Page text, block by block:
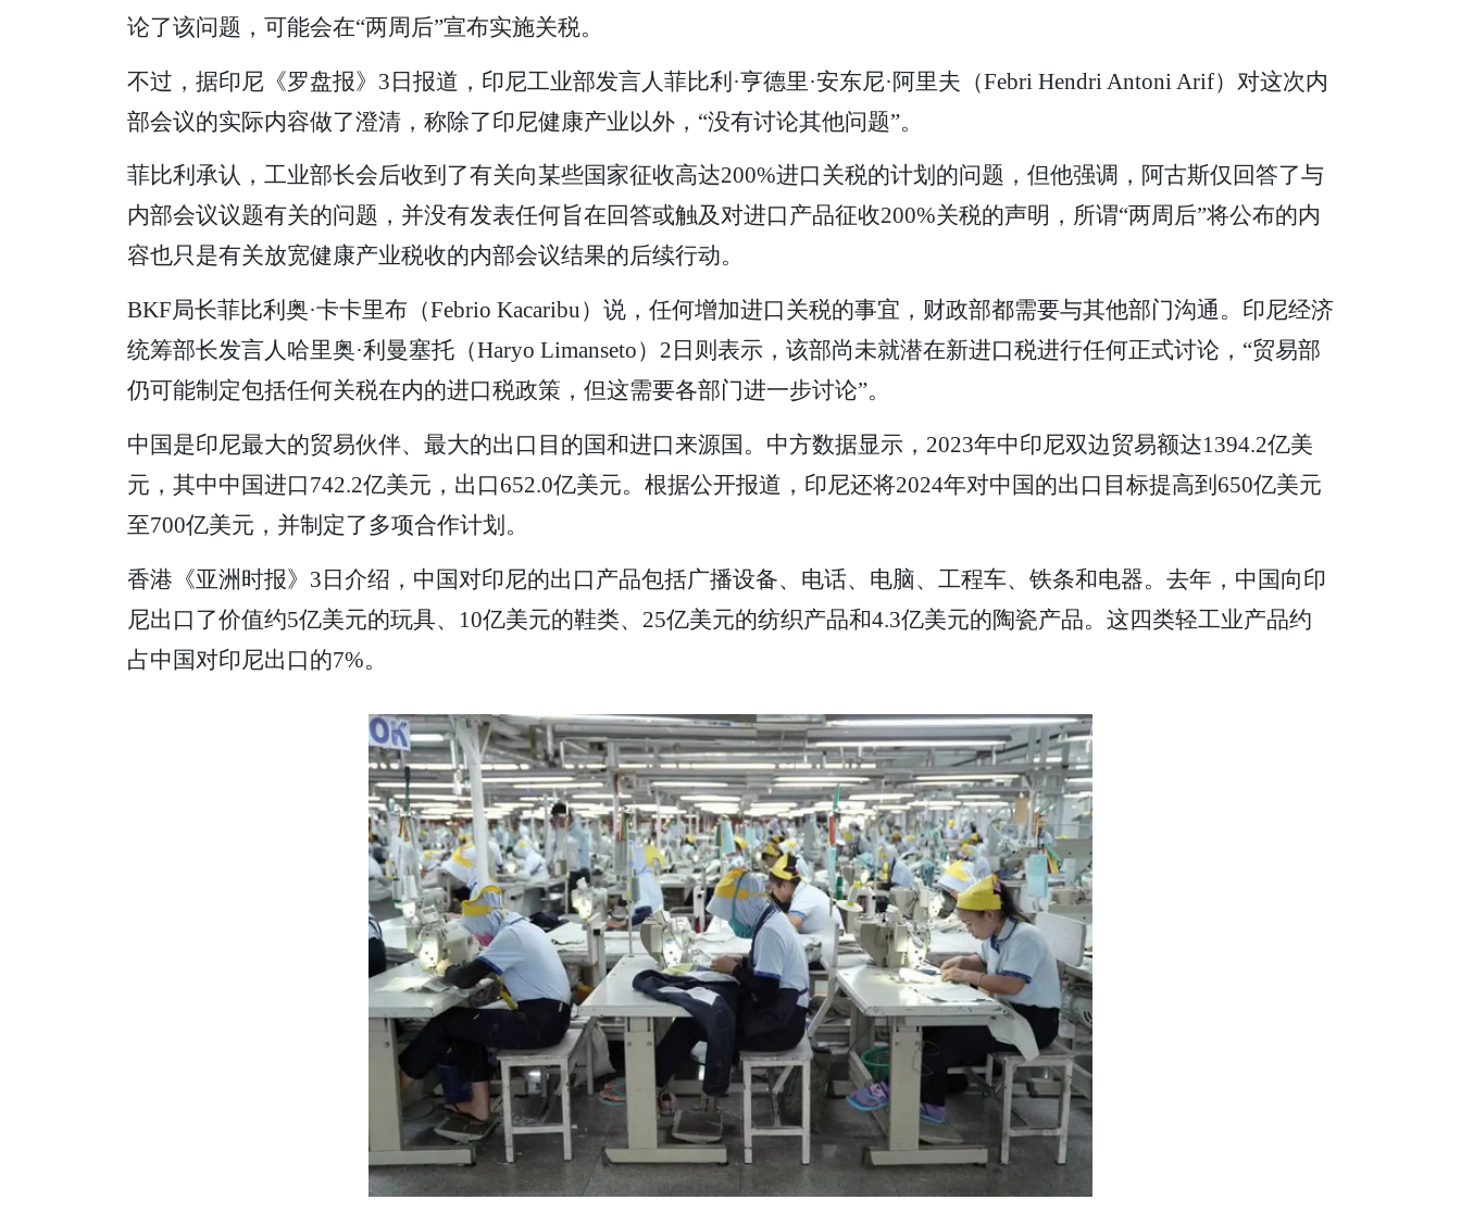
论了该问题，可能会在“两周后”宣布实施关税。
不过，据印尼《罗盘报》3日报道，印尼工业部发言人菲比利·亨德里·安东尼·阿里夫（Febri Hendri Antoni Arif）对这次内
部会议的实际内容做了澄清，称除了印尼健康产业以外，“没有讨论其他问题”。
菲比利承认，工业部长会后收到了有关向某些国家征收高达200%进口关税的计划的问题，但他强调，阿古斯仅回答了与
内部会议议题有关的问题，并没有发表任何旨在回答或触及对进口产品征收200%关税的声明，所谓“两周后”将公布的内
容也只是有关放宽健康产业税收的内部会议结果的后续行动。
BKF局长菲比利奥·卡卡里布（Febrio Kacaribu）说，任何增加进口关税的事宜，财政部都需要与其他部门沟通。印尼经济
统筹部长发言人哈里奥·利曼塞托（Haryo Limanseto）2日则表示，该部尚未就潜在新进口税进行任何正式讨论，“贸易部
仍可能制定包括任何关税在内的进口税政策，但这需要各部门进一步讨论”。
中国是印尼最大的贸易伙伴、最大的出口目的国和进口来源国。中方数据显示，2023年中印尼双边贸易额达1394.2亿美
元，其中中国进口742.2亿美元，出口652.0亿美元。根据公开报道，印尼还将2024年对中国的出口目标提高到650亿美元
至700亿美元，并制定了多项合作计划。
香港《亚洲时报》3日介绍，中国对印尼的出口产品包括广播设备、电话、电脑、工程车、铁条和电器。去年，中国向印
尼出口了价值约5亿美元的玩具、10亿美元的鞋类、25亿美元的纺织产品和4.3亿美元的陶瓷产品。这四类轻工业产品约
占中国对印尼出口的7%。